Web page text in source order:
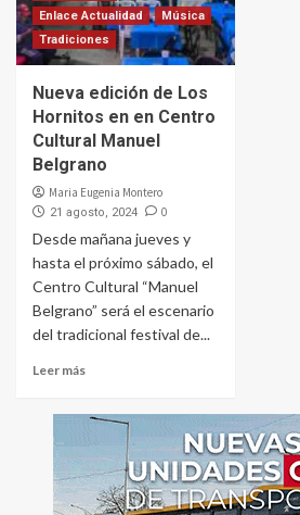
Enlace Actualidad
Música
Tradiciones
Nueva edición de Los
Hornitos en en Centro
Cultural Manuel
Belgrano
Maria Eugenia Montero
21 agosto, 2024 0
Desde mañana jueves y
hasta el próximo sábado, el
Centro Cultural “Manuel
Belgrano” será el escenario
del tradicional festival de...
Leer más